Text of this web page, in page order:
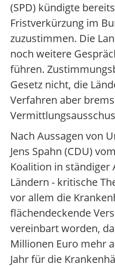
(SPD) kündigte
Fristverkürzung im
zuzustimmen. Die
noch weitere
führen.
Gesetz nicht, die
Verfahren aber
Nach Aussagen von
Jens Spahn (CDU)
Koalition in
Ländern - kritische
vor allem die
flächendeckende
vereinbart worden,
Millionen Euro mehr
Jahr für die